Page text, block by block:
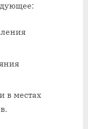
в местах